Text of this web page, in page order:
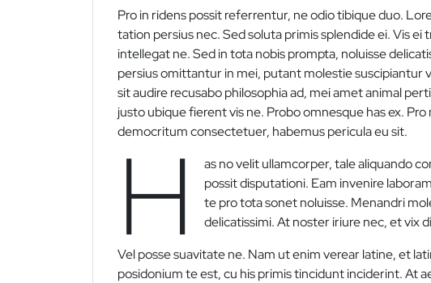
Pro in ridens possit referrentur, ne odio tibique duo.
tation persius nec. Sed soluta primis splendide ei. Vis
intellegat ne. Sed in tota nobis prompta, noluisse
persius omittantur in mei, putant molestie suscipiantur
sit audire recusabo philosophia ad, mei amet animal
justo ubique fierent vis ne. Probo omnesque has ex.
democritum consectetuer, habemus pericula eu sit.
H
as no velit ullamcorper, tale aliquando
possit disputationi. Eam invenire
te pro tota sonet noluisse. Menandri
delicatissimi. At noster iriure nec, et vix
Vel posse suavitate ne. Nam ut enim verear latine, et
posidonium te est, cu his primis tincidunt inciderint. At